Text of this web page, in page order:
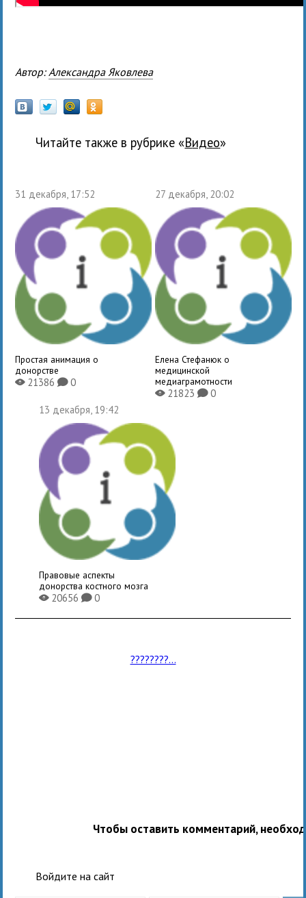
Автор: Александра Яковлева
Читайте также в рубрике « Видео»
31 декабря, 17:52
Простая анимация о
донорстве
X21386K0
27 декабря, 20:02
Елена Стефанюк о
медицинской
медиаграмотности
X21823 K0
13 декабря, 19:42
Правовые аспекты
донорства костного мозга
X20656K0
????????...
Чтобы оставить комментарий,
Войдите на сайт